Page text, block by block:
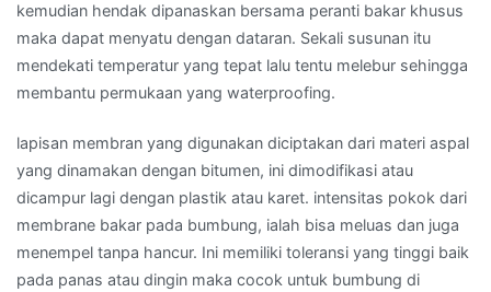
kemudian hendak dipanaskan bersama peranti bakar khusus
maka dapat menyatu dengan dataran. Sekali susunan itu
mendekati temperatur yang tepat lalu tentu melebur sehingga
membantu permukaan yang waterproofing.
lapisan membran yang digunakan diciptakan dari materi aspal
yang dinamakan dengan bitumen, ini dimodifikasi atau
dicampur lagi dengan plastik atau karet. intensitas pokok dari
membrane bakar pada bumbung, ialah bisa meluas dan juga
menempel tanpa hancur. Ini memiliki toleransi yang tinggi baik
pada panas atau dingin maka cocok untuk bumbung di